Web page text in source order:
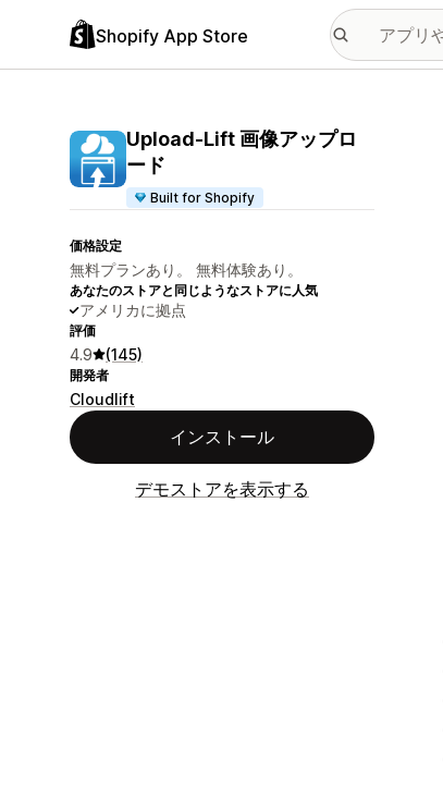
Shopify App Store
Upload‑Lift 画像アップロ
ード
Built for Shopify
価格設定
無料プランあり。 無料体験あり。
あなたのストアと同じようなストアに人気
アメリカに拠点
評価
4.9 (145)
開発者
Cloudlift
インストール
デモストアを表示する